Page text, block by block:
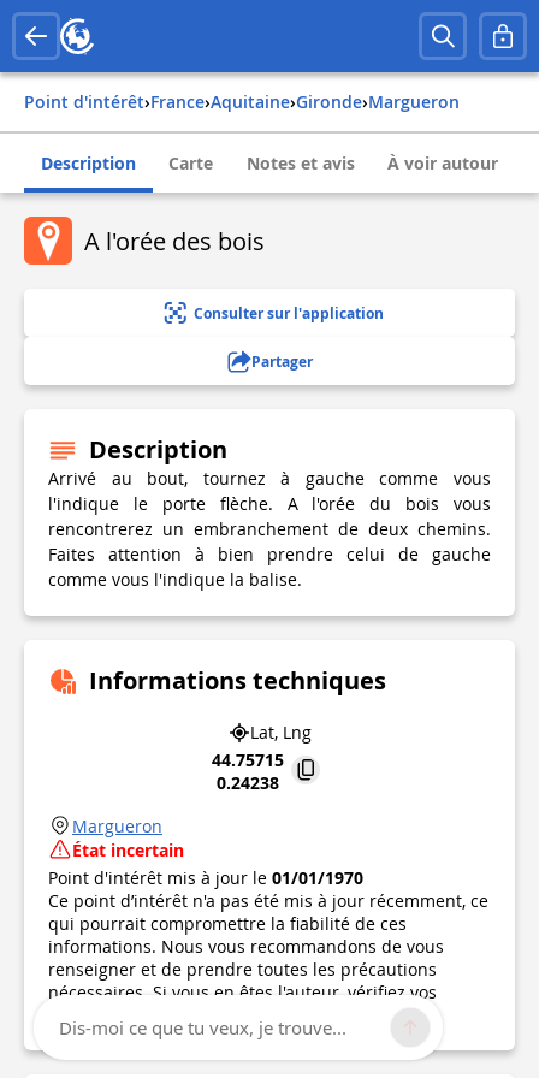
Point d'intérêt› france› aquitaine› gironde› margueron
Description Carte Notes et avis À voir autour
A l'orée des bois
Consulter sur l'application
Partager
Description
Arrivé au bout, tournez à gauche comme vous
l'indique le porte flèche. A l'orée du bois vous
rencontrerez un embranchement de deux chemins.
Faites attention à bien prendre celui de gauche
comme vous l'indique la balise.
Informations techniques
Lat, Lng
44.75715
0.24238
Margueron
État incertain
Point d'intérêt mis à jour le 01/01/1970
Ce point d’intérêt n'a pas été mis à jour récemment, ce
qui pourrait compromettre la fiabilité de ces
informations. Nous vous recommandons de vous
renseigner et de prendre toutes les précautions
nécessaires. Si vous en êtes l'auteur, vérifiez vos
Dis-moi ce que tu veux, je trouve...